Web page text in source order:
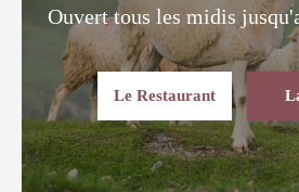
Ouvert tous les midis
Le Restaurant